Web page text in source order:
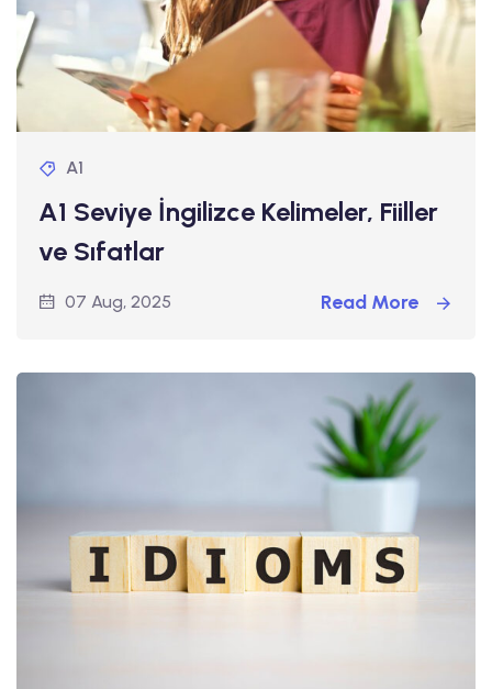
A1
A1 Seviye İngilizce Kelimeler, Fiiller
ve Sıfatlar
07 Aug, 2025 Read More